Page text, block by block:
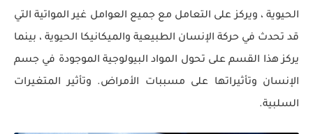
الحيوية ، ويركز على التعامل مع جميع العوامل غير المواتية التي
قد تحدث في حركة الإنسان الطبيعية والميكانيكا الحيوية ، بينما
يركز هذا القسم على تحول المواد البيولوجية الموجودة في جسم
الإنسان وتأثيراتها على مسببات الأمراض. وتأثير المتغيرات
السلبية.